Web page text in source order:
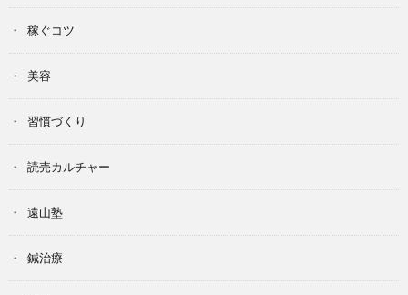
稼ぐコツ
美容
習慣づくり
読売カルチャー
遠山塾
鍼治療